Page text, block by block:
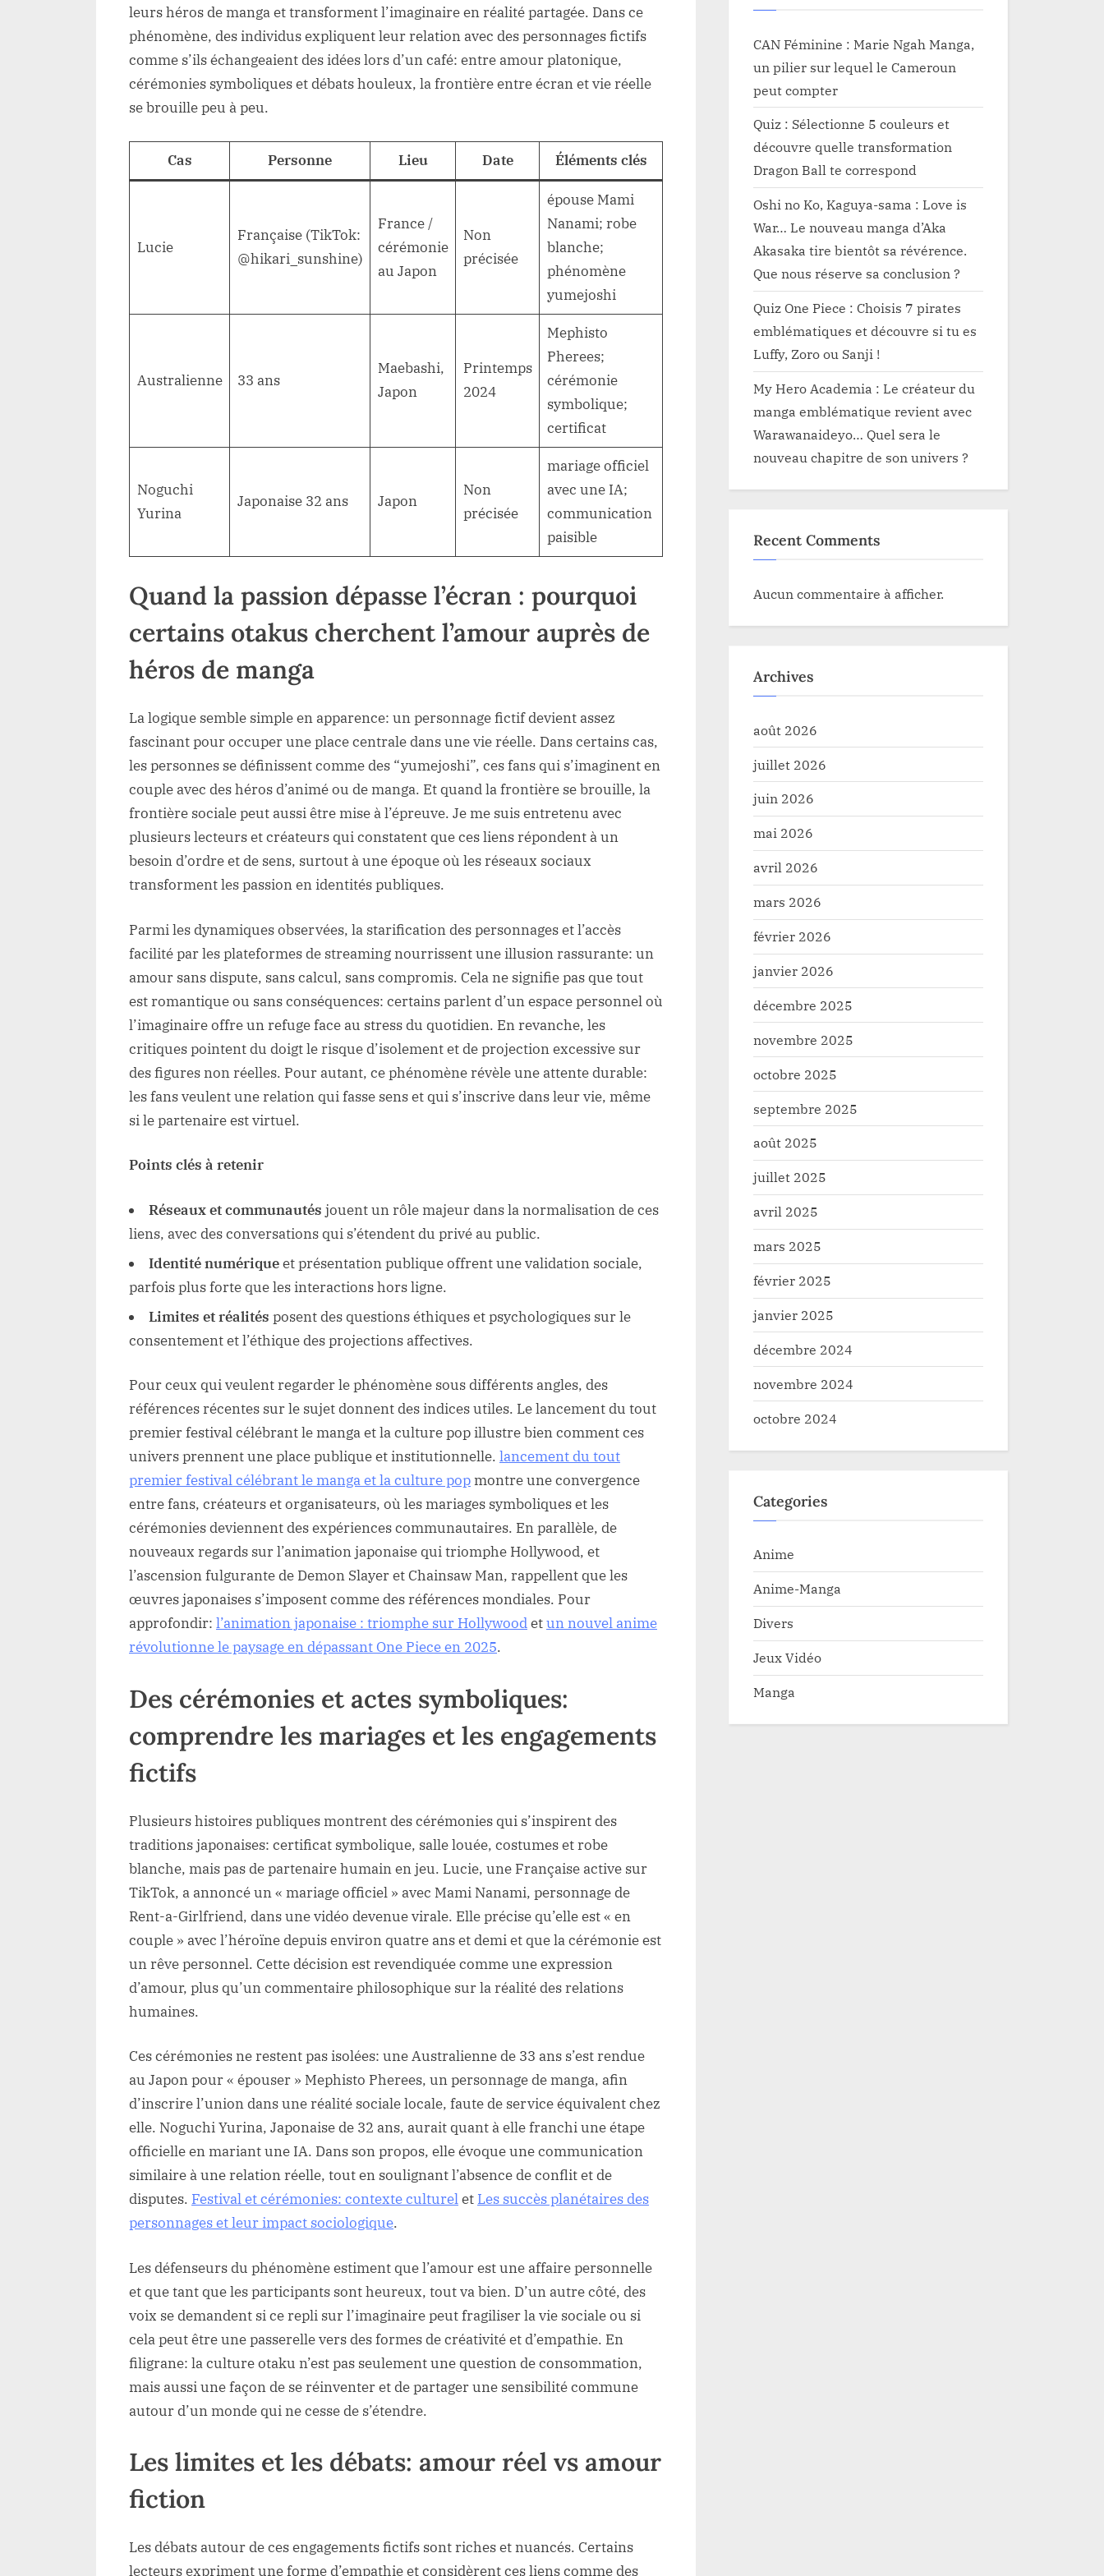
leurs héros de manga et transforment l’imaginaire en réalité partagée. Dans ce
phénomène, des individus expliquent leur relation avec des personnages fictifs
comme s’ils échangeaient des idées lors d’un café: entre amour platonique,
cérémonies symboliques et débats houleux, la frontière entre écran et vie réelle
se brouille peu à peu.
Cas Personne Lieu Date Éléments clés
Lucie
Française (TikTok:
@hikari_sunshine)
France /
cérémonie
au Japon
Non
précisée
épouse Mami
Nanami; robe
blanche;
phénomène
yumejoshi
Australienne 33 ans
Maebashi,
Japon
Printemps
2024
Mephisto
Pherees;
cérémonie
symbolique;
certificat
Noguchi
Yurina
Japonaise 32 ans Japon
Non
précisée
mariage officiel
avec une IA;
communication
paisible
Quand la passion dépasse l’écran : pourquoi
certains otakus cherchent l’amour auprès de
héros de manga
La logique semble simple en apparence: un personnage fictif devient assez
fascinant pour occuper une place centrale dans une vie réelle. Dans certains cas,
les personnes se définissent comme des “yumejoshi”, ces fans qui s’imaginent en
couple avec des héros d’animé ou de manga. Et quand la frontière se brouille, la
frontière sociale peut aussi être mise à l’épreuve. Je me suis entretenu avec
plusieurs lecteurs et créateurs qui constatent que ces liens répondent à un
besoin d’ordre et de sens, surtout à une époque où les réseaux sociaux
transforment les passion en identités publiques.
Parmi les dynamiques observées, la starification des personnages et l’accès
facilité par les plateformes de streaming nourrissent une illusion rassurante: un
amour sans dispute, sans calcul, sans compromis. Cela ne signifie pas que tout
est romantique ou sans conséquences: certains parlent d’un espace personnel où
l’imaginaire offre un refuge face au stress du quotidien. En revanche, les
critiques pointent du doigt le risque d’isolement et de projection excessive sur
des figures non réelles. Pour autant, ce phénomène révèle une attente durable:
les fans veulent une relation qui fasse sens et qui s’inscrive dans leur vie, même
si le partenaire est virtuel.
Points clés à retenir
Réseaux et communautés jouent un rôle majeur dans la normalisation de ces
liens, avec des conversations qui s’étendent du privé au public.
Identité numériqueet présentation publique offrent une validation sociale,
parfois plus forte que les interactions hors ligne.
Limites et réalités posent des questions éthiques et psychologiques sur le
consentement et l’éthique des projections affectives.
Pour ceux qui veulent regarder le phénomène sous différents angles, des
références récentes sur le sujet donnent des indices utiles. Le lancement du tout
premier festival célébrant le manga et la culture pop illustre bien comment ces
univers prennent une place publique et institutionnelle. lancement du tout
premier festival célébrant le manga et la culture popmontre une convergence
entre fans, créateurs et organisateurs, où les mariages symboliques et les
cérémonies deviennent des expériences communautaires. En parallèle, de
nouveaux regards sur l’animation japonaise qui triomphe Hollywood, et
l’ascension fulgurante de Demon Slayer et Chainsaw Man, rappellent que les
œuvres japonaises s’imposent comme des références mondiales. Pour
approfondir: l’animation japonaise : triomphe sur Hollywoodetun nouvel anime
révolutionne le paysage en dépassant One Piece en 2025.
Des cérémonies et actes symboliques:
comprendre les mariages et les engagements
fictifs
Plusieurs histoires publiques montrent des cérémonies qui s’inspirent des
traditions japonaises: certificat symbolique, salle louée, costumes et robe
blanche, mais pas de partenaire humain en jeu. Lucie, une Française active sur
TikTok, a annoncé un « mariage officiel » avec Mami Nanami, personnage de
Rent-a-Girlfriend, dans une vidéo devenue virale. Elle précise qu’elle est « en
couple » avec l’héroïne depuis environ quatre ans et demi et que la cérémonie est
un rêve personnel. Cette décision est revendiquée comme une expression
d’amour, plus qu’un commentaire philosophique sur la réalité des relations
humaines.
Ces cérémonies ne restent pas isolées: une Australienne de 33 ans s’est rendue
au Japon pour « épouser » Mephisto Pherees, un personnage de manga, afin
d’inscrire l’union dans une réalité sociale locale, faute de service équivalent chez
elle. Noguchi Yurina, Japonaise de 32 ans, aurait quant à elle franchi une étape
officielle en mariant une IA. Dans son propos, elle évoque une communication
similaire à une relation réelle, tout en soulignant l’absence de conflit et de
disputes. Festival et cérémonies: contexte culturelet Les succès planétaires des
personnages et leur impact sociologique.
Les défenseurs du phénomène estiment que l’amour est une affaire personnelle
et que tant que les participants sont heureux, tout va bien. D’un autre côté, des
voix se demandent si ce repli sur l’imaginaire peut fragiliser la vie sociale ou si
cela peut être une passerelle vers des formes de créativité et d’empathie. En
filigrane: la culture otaku n’est pas seulement une question de consommation,
mais aussi une façon de se réinventer et de partager une sensibilité commune
autour d’un monde qui ne cesse de s’étendre.
Les limites et les débats: amour réel vs amour
fiction
Les débats autour de ces engagements fictifs sont riches et nuancés. Certains
lecteurs expriment une forme d’empathie et considèrent ces liens comme des
CAN Féminine : Marie Ngah Manga,
un pilier sur lequel le Cameroun
peut compter
Quiz : Sélectionne 5 couleurs et
découvre quelle transformation
Dragon Ball te correspond
Oshi no Ko, Kaguya-sama : Love is
War… Le nouveau manga d’Aka
Akasaka tire bientôt sa révérence.
Que nous réserve sa conclusion ?
Quiz One Piece : Choisis 7 pirates
emblématiques et découvre si tu es
Luffy, Zoro ou Sanji !
My Hero Academia : Le créateur du
manga emblématique revient avec
Warawanaideyo… Quel sera le
nouveau chapitre de son univers ?
Recent Comments
Aucun commentaire à afficher.
Archives
août 2026
juillet 2026
juin 2026
mai 2026
avril 2026
mars 2026
février 2026
janvier 2026
décembre 2025
novembre 2025
octobre 2025
septembre 2025
août 2025
juillet 2025
avril 2025
mars 2025
février 2025
janvier 2025
décembre 2024
novembre 2024
octobre 2024
Categories
Anime
Anime-Manga
Divers
Jeux Vidéo
Manga